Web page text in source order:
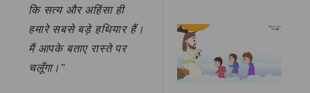
कि सत्य और अहिंसा ही
हमारे सबसे बड़े हथियार हैं।
मैं आपके बताए रास्ते पर
चलूँगा।”